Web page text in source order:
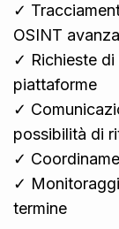
✓
OSINT
✓ Richieste
piattaforme
✓
possibilità di
✓
✓
termine